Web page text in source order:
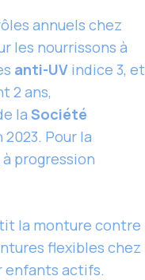
annuels chez
les nourrissons à
anti-UV indice 3, et
2 ans,
la Société
2023. Pour la
à progression
la monture contre
flexibles chez
enfants actifs.